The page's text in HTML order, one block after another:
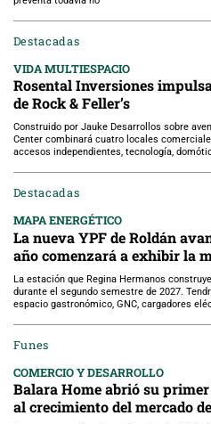
Destacadas
VIDA MULTIESPACIO
Rosental Inversiones
de Rock & Feller’s
Construido por Jauke Desarrollos sobre
Center combinará cuatro locales
accesos independientes, tecnología,
Destacadas
MAPA ENERGÉTICO
La nueva YPF de Roldán
año comenzará a exhibir la
La estación que Regina Hermanos
durante el segundo semestre de 2027.
espacio gastronómico, GNC, cargadores
Funes
COMERCIO Y DESARROLLO
Balara Home abrió su
al crecimiento del mercado